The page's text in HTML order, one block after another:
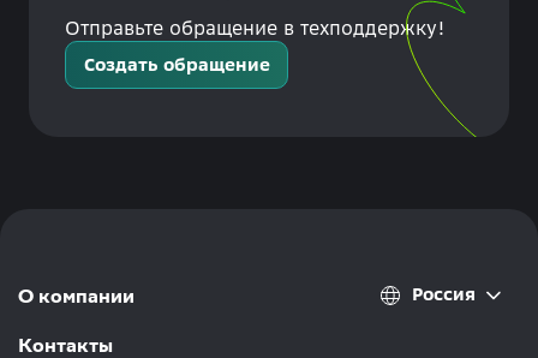
Отправьте обращение в техподдержку!
Создать обращение
О компании
Контакты
Россия